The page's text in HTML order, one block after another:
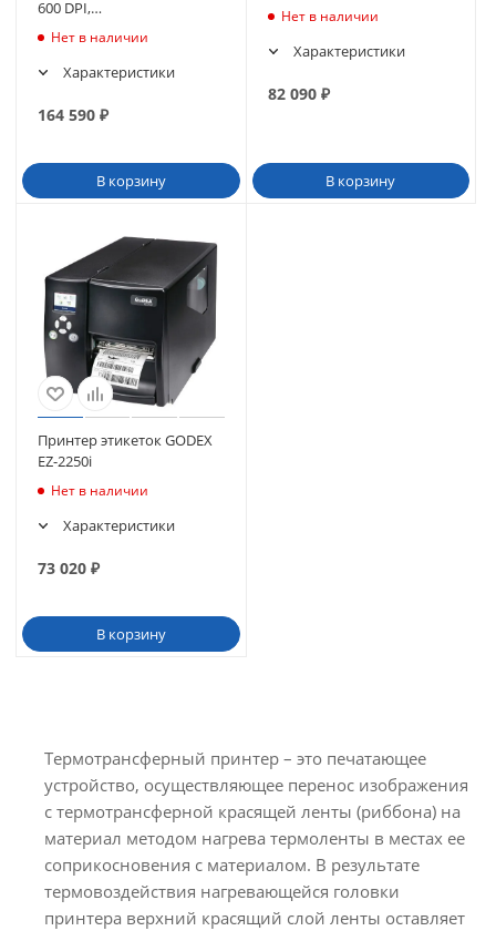
600 DPI,
RS232/USB/TCPIP/USB)
Нет в наличии
Характеристики
164 590 ₽
В корзину
Нет в наличии
Характеристики
82 090₽
В корзину
Принтер этикеток GODEX
EZ-2250i
Нет в наличии
Характеристики
73 020 ₽
В корзину
Термотрансферный принтер – это печатающее
устройство, осуществляющее перенос изображения
с термотрансферной красящей ленты (риббона) на
материал методом нагрева термоленты в местах ее
соприкосновения с материалом. В результате
термовоздействия нагревающейся головки
принтера верхний красящий слой ленты оставляет